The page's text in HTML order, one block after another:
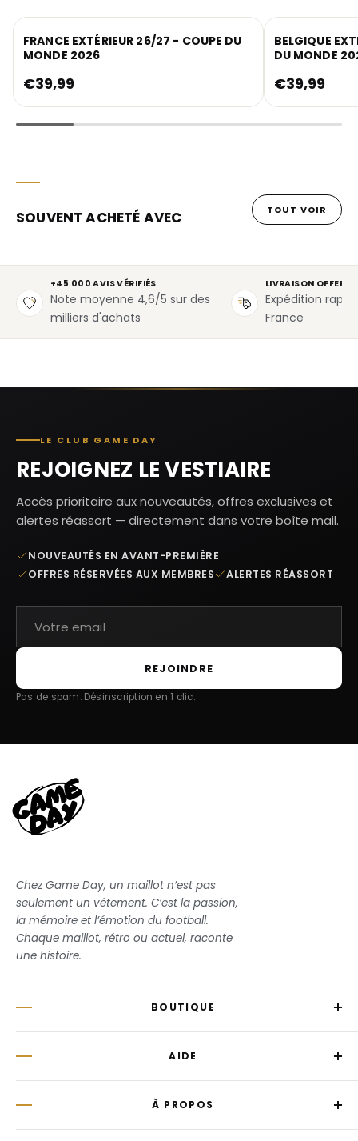
FRANCE EXTÉRIEUR 26/27 - COUPE DU
MONDE 2026
€39,99
BELGIQUE
DU MONDE
€39,99
SOUVENT ACHETÉ AVEC TOUT VOIR
+45 000 AVIS VÉRIFIÉS
Note moyenne 4,6/5 sur des
milliers d'achats
LIVRAISON OFFERTE
Expédition
France
LE CLUB GAME DAY
REJOIGNEZ LE VESTIAIRE
Accès prioritaire aux nouveautés, offres exclusives et
alertes réassort — directement dans votre boîte mail.
NOUVEAUTÉS EN AVANT-PREMIÈRE
OFFRES RÉSERVÉES AUX MEMBRES
ALERTES RÉASSORT
REJOINDRE
Pas de spam. Désinscription en 1 clic.
Chez Game Day, un maillot n’est pas
seulement un vêtement. C’est la passion,
la mémoire et l’émotion du football.
Chaque maillot, rétro ou actuel, raconte
une histoire.
BOUTIQUE
Saison 26/27
Clubs
Équipes Nationales
Coupe du Monde 2026
Enfant
AIDE
Suivre votre commande
Livraison
Retours & Remboursements
À PROPOS
Notre histoire